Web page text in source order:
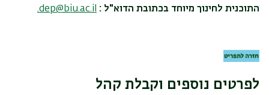
התוכנית לחינוך מיוחד בכתובת הדוא"ל :
dep@biu.ac.il
.
לפרטים נוספים וקבלת קהל